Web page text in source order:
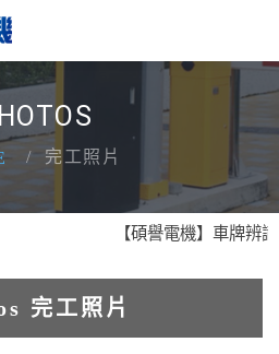
完工照片
【碩譽電機】車牌辨
完工照片